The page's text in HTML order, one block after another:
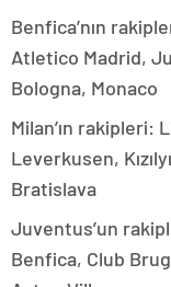
Benfica’nın
Atletico Madrid,
Bologna, Monaco
Milan’ın rakipleri:
Leverkusen,
Bratislava
Juventus’un
Benfica, Club